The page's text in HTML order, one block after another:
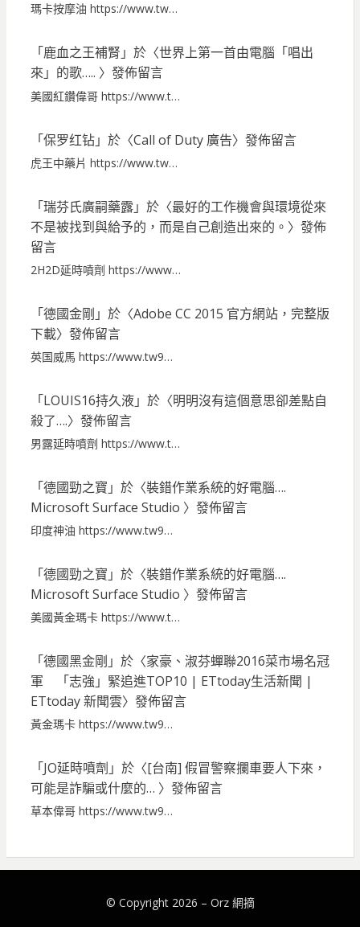
瑪卡按摩油 https://www.tw…
「鹿血之王補腎 」於〈世界上第一首由電腦「唱出
來」的歌….. 〉發佈留言
美國紅鑽偉哥 https://www.t…
「保罗红钻」於〈Call of Duty 廣告〉發佈留言
虎王中藥片 https://www.tw…
「瑞芬氏廣嗣藥露」於〈最好的工作機會與環境從來
不是被找到與給予的，而是自己創造出來的。 〉發佈
留言
2H2D延時噴劑 https://www…
「德國金剛 」於〈Adobe CC 2015 官方網站，完整版
下載〉發佈留言
英国威馬 https://www.tw9…
「LOUIS16持久液」於〈明明沒有這個意思卻差點自
殺了….〉發佈留言
男露延時噴劑 https://www.t…
「德國勁之寶 」於〈裝錯作業系統的好電腦….
Microsoft Surface Studio 〉發佈留言
印度神油 https://www.tw9…
「德國勁之寶 」於〈裝錯作業系統的好電腦….
Microsoft Surface Studio 〉發佈留言
美國黃金瑪卡 https://www.t…
「德國黑金剛 」於〈家豪、淑芬蟬聯2016菜市場名冠
軍 「志強」緊追進TOP10 | ETtoday生活新聞 |
ETtoday 新聞雲〉發佈留言
黃金瑪卡 https://www.tw9…
「JO延時噴劑 」於〈[台南] 假冒警察攔車要人下來，
可能是詐騙或什麼的… 〉發佈留言
草本偉哥 https://www.tw9…
© Copyright 2026 – Orz 網摘